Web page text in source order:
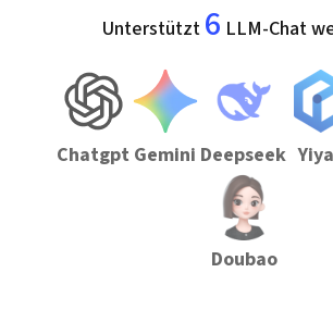
Unterstützt 6 LLM-Chat
Chatgpt Gemini Deepseek
Doubao